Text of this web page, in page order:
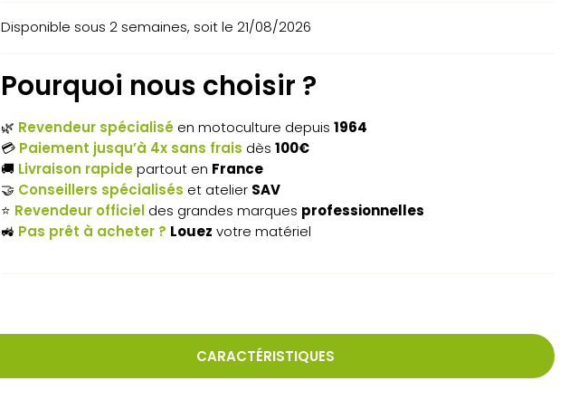
Scarificateur
STAUB
SC
382
R –
Largeur
38
Disponible sous 2 semaines, soit le 21/08/2026
Pourquoi nous choisir ?
🌿 Revendeur spécialiséen motoculture depuis 1964
💳 Paiement jusqu’à 4x sans frais dès 100€
🚚 Livraison rapidepartout en France
🤝 Conseillers spécialisés et atelier SAV
⭐ Revendeur officieldes grandes marques professionnelles
🚜 Pas prêt à acheter ? Louez votre matériel
CARACTÉRISTIQUES